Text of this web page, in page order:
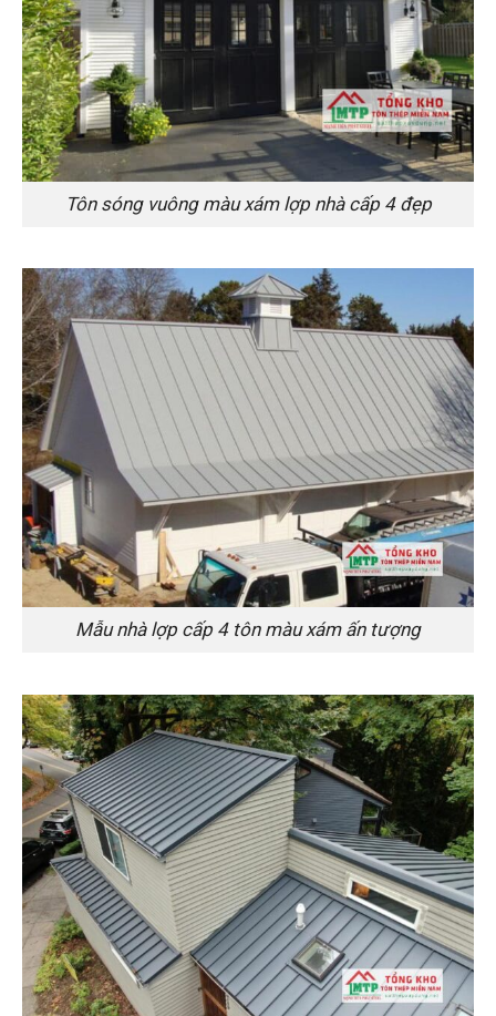
Tôn sóng vuông màu xám lợp nhà cấp 4 đẹp
Mẫu nhà lợp cấp 4 tôn màu xám ấn tượng